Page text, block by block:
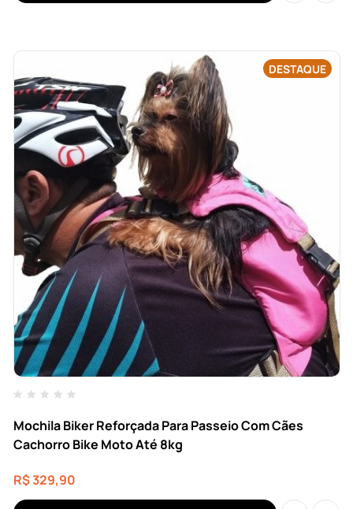
DESTAQUE
Mochila Biker Reforçada Para Passeio Com Cães
Cachorro Bike Moto Até 8kg
R$329,90